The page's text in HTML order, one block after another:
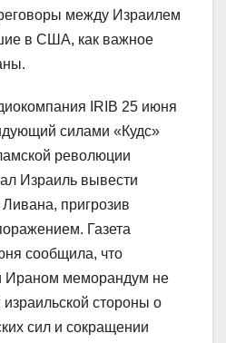
между Израилем
в США, как важное
IRIB 25 июня
силами «Кудс»
революции
Израиль вывести
пригрозив
Газета
сообщила, что
меморандум не
стороны о
сил и сокращении